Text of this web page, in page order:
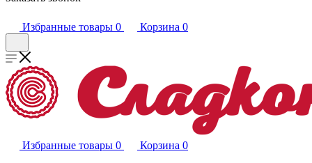
Избранные товары 0 Корзина 0
Избранные товары 0 Корзина 0